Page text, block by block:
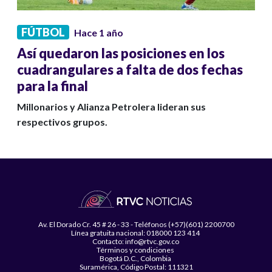
FÚTBOL Hace 1 año
Así quedaron las posiciones en los
cuadrangulares a falta de dos fechas
para la final
Millonarios y Alianza Petrolera lideran sus
respectivos grupos.
Av. El Dorado Cr. 45 # 26 - 33 - Teléfonos (+57)(601) 2200700
Línea gratuita nacional: 018000 123 414
Contacto: info@rtvc.gov.co
Términos y condiciones
Bogotá D.C., Colombia
Suramérica, Código Postal: 111321